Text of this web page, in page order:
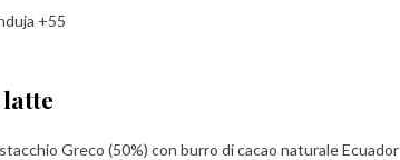
+55
Greco (50%) con burro di cacao naturale Ecuador